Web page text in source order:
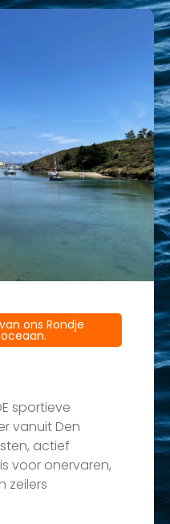
ons Rondje
sportieve
vanuit Den
actief
voor onervaren,
zeilers